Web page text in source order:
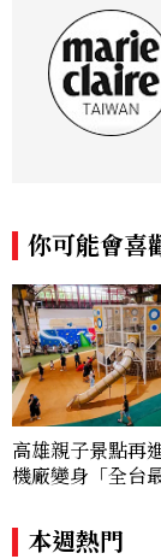
你可能會喜
高雄親子景點再
機廠變身「全台
費玩到飽
本週熱門